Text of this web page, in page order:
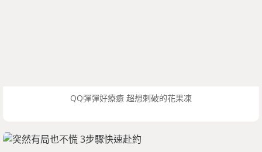
QQ彈彈好療癒 超想刺破的花果凍